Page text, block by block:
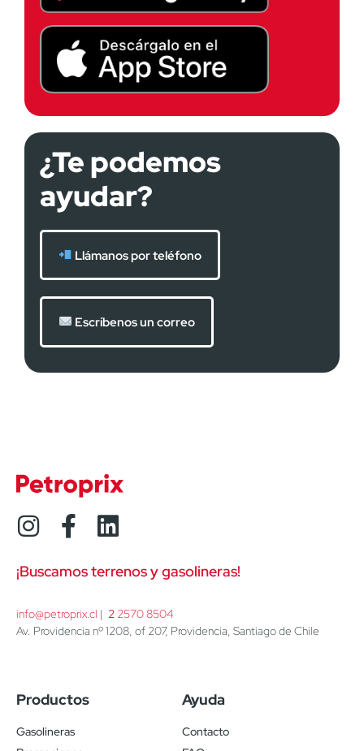
¿Te podemos
ayudar?
Llámanos por teléfono
Escríbenos un correo
¡Buscamos terrenos y gasolineras!
info@petroprix.cl | 2 2570 8504
Av. Providencia nº 1208, of 207, Providencia, Santiago de Chile
Productos
Gasolineras
Ayuda
Contacto